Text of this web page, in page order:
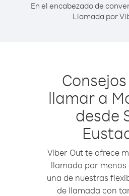
En el encabezado de
Llamada por
llamar a
desde
Viber Out te ofrece
llamada por menos
una de nuestras
de llamada con